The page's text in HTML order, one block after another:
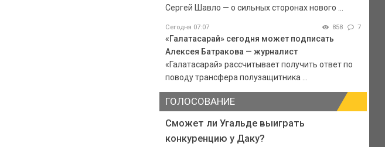
Сергей Шавло — о сильных сторонах нового ...
Сегодня 07:07 858 7
«Галатасарай» сегодня может подписать
Алексея Батракова — журналист
«Галатасарай» рассчитывает получить ответ по
поводу трансфера полузащитника ...
ГОЛОСОВАНИЕ
Сможет ли Угальде выиграть
конкуренцию у Даку?